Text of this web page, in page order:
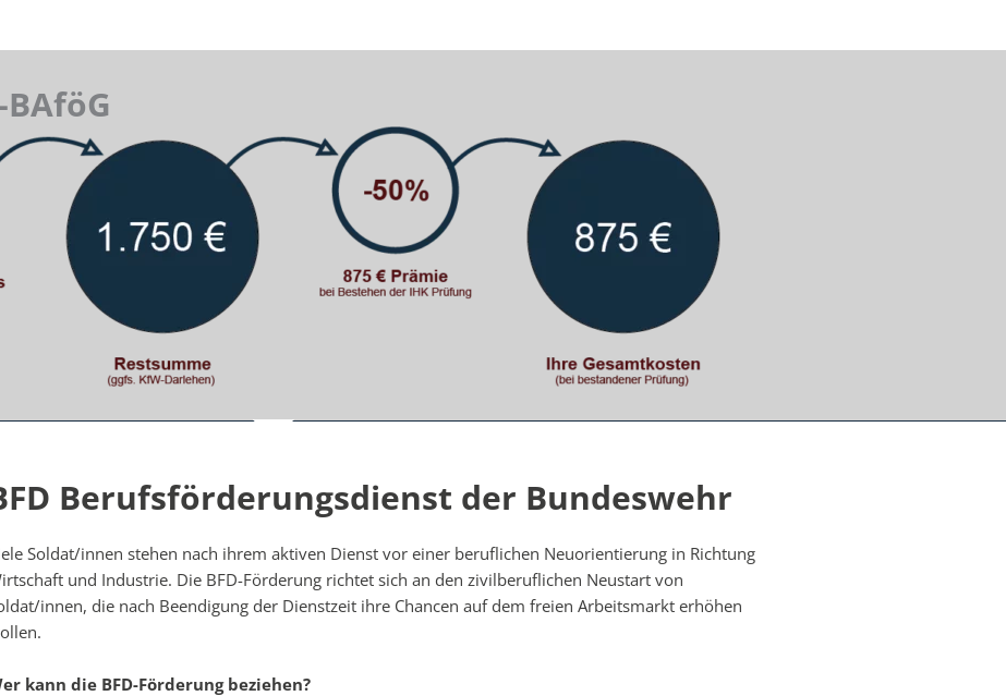
Berufsförderungsdienst der Bundeswehr
Soldat/innen stehen nach ihrem aktiven Dienst vor einer beruflichen Neuorientierung in Richtung
und Industrie. Die BFD-Förderung richtet sich an den zivilberuflichen Neustart von
innen, die nach Beendigung der Dienstzeit ihre Chancen auf dem freien Arbeitsmarkt erhöhen
kann die BFD-Förderung beziehen?